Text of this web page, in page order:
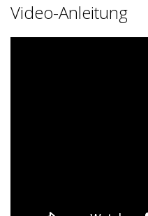
Video-Anleitung